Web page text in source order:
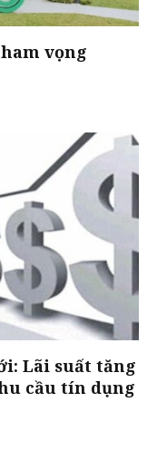
vọng
Lãi suất tăng
cầu tín dụng